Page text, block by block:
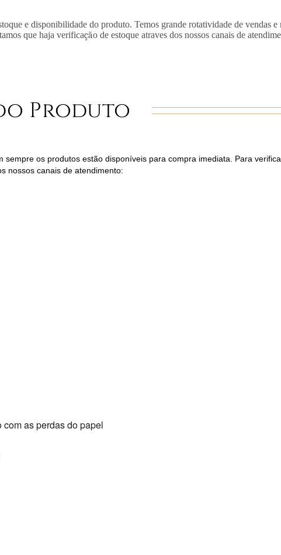
e disponibilidade do produto. Temos grande rotatividade de vendas
que haja verificação de estoque atraves dos nossos canais de
Produto
sempre os produtos estão disponíveis para compra imediata. Para
nossos canais de atendimento:
com as perdas do papel